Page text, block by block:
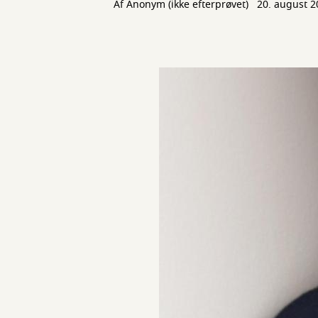
AfAnonym (ikke efterprøvet) 20. august